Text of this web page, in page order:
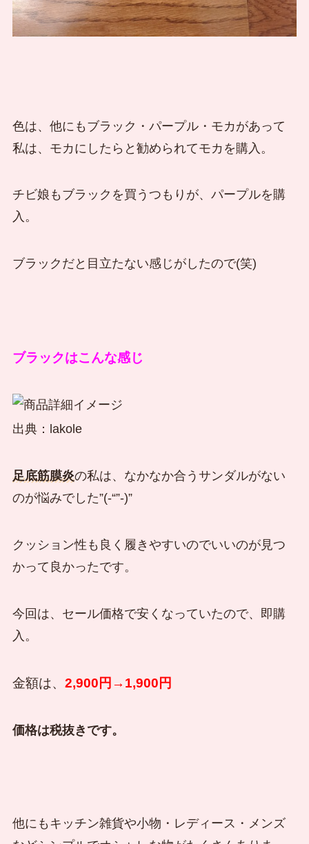
色は、他にもブラック・パープル・モカがあって
私は、モカにしたらと勧められてモカを購入。
チビ娘もブラックを買うつもりが、パープルを購
入。
ブラックだと目立たない感じがしたので(笑)
ブラックはこんな感じ
出典：lakole
足底筋膜炎の私は、なかなか合うサンダルがない
のが悩みでした”(-“”-)”
クッション性も良く履きやすいのでいいのが見つ
かって良かったです。
今回は、セール価格で安くなっていたので、即購
入。
金額は、 2,900円→1,900円
価格は税抜きです。
他にもキッチン雑貨や小物・レディース・メンズ